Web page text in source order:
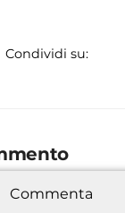
Condividi su:
*
Commenta